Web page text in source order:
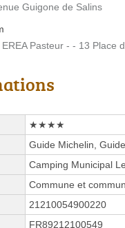
Guigone de Salins
Pasteur - - 13 Place
★★★★
Guide Michelin,
Camping Municipal
Commune et
21210054900220
FR89212100549